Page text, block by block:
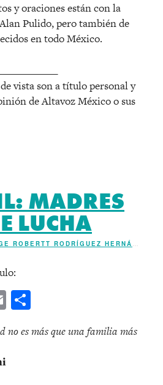
y oraciones están con la
Pulido, pero también de
en todo México.
vista son a título personal y
de Altavoz México o sus
MADRES
LUCHA
ROBERTT RODRÍGUEZ HERNÁNDEZ
Email
no es más que una familia más